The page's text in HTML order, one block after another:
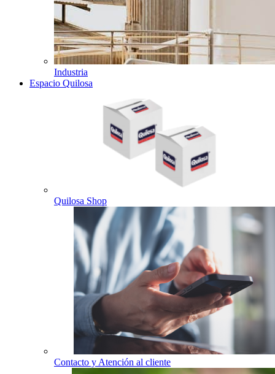
Industria
Espacio Quilosa
Quilosa Shop
Contacto y Atención al cliente